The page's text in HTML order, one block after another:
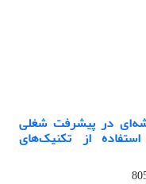
در پیشرفت شغلی
از تکنیک‌های